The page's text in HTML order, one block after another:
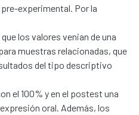
experimental. Por la
los valores venian de una
muestras relacionadas, que
del tipo descriptivo
el 100% y en el postest una
oral. Además, los